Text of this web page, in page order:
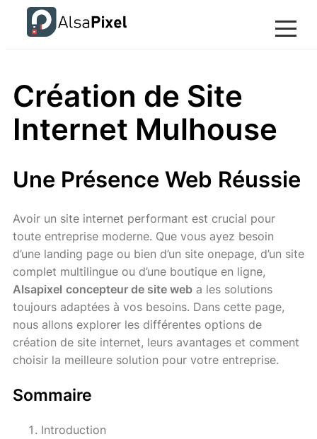
Création de Site
Internet Mulhouse
Une Présence Web Réussie
Avoir un site internet performant est crucial pour
toute entreprise moderne. Que vous ayez besoin
d’une landing page ou bien d’un site onepage, d’un site
complet multilingue ou d’une boutique en ligne,
Alsapixel concepteur de site web a les solutions
toujours adaptées à vos besoins. Dans cette page,
nous allons explorer les différentes options de
création de site internet, leurs avantages et comment
choisir la meilleure solution pour votre entreprise.
Sommaire
Introduction